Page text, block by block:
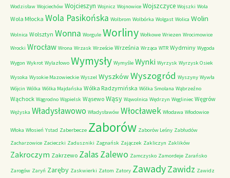
Wodzisław Wojciechów Wojcieszyn Wojnicz Wojnowice Wojszczyce Wojszki Wola
Wola Młocka Wola Pasikońska Wolbrom Wolbórka Wolgast Wolica Wolin
Wolnica Wolsztyn Wonna Worgule Worliny Wołkowe Wriezen Wrocimowice
Wrocki Wrocław Wrona Wrzask Wrzeście Września Wrząca WTR Wydminy Wygoda
Wygon Wykrot Wylazłowo Wymysły Wymyśle Wynki Wyrzysk Wyrzysk Osiek
Wysoka Wysokie Mazowieckie Wyszel WyszkówWyszogród Wyszyny Wywła
Wójcin Wólka Wólka Majdańska Wólka Radzymińska Wólka Smolana Wąbrzeźno
Wąchock Wągrodno Wąpielsk Wąsewo Wąsy Wąwolnica Wędrzyn Węgliniec Węgrów
Wężyska Władysławowo Władysławów Włocławek Włodawa Włodowice
Włoka Włosień Ystad Zaberbecze Zaborów Zaborów Leśny Zabłudów
Zacharzowice Zacieczki Zaduszniki Zagnańsk Zajączek Zakliczyn Zaklików
Zakroczym Zakrzewo ZalasZalewo Zamczysko Zamordeje Zarańsko
Zarogów Zaryń Zaręby Zaskwierki Zatom Zatory ZawadyZawidz Zawidz